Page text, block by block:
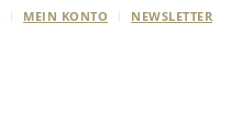
MEIN KONTO NEWSLETTER